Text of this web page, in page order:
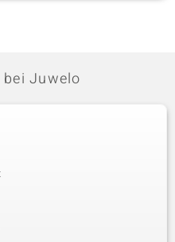
Juwelo